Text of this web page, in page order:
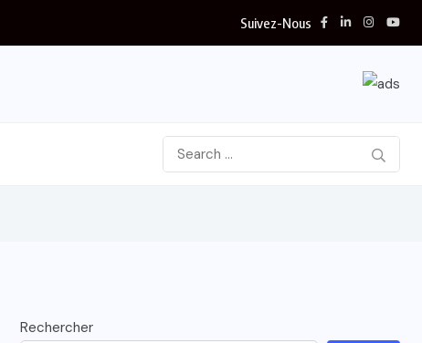
Suivez-Nous
Rechercher